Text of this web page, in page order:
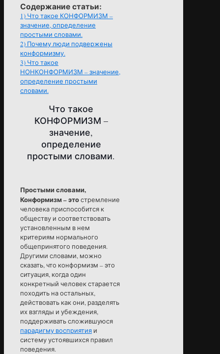
Содержание статьи:
1) Что такое КОНФОРМИЗМ –
значение, определение
простыми словами.
2) Почему люди подвержены
конформизму.
3) Что такое
НОНКОНФОРМИЗМ – значение,
определение простыми
словами.
Что такое
КОНФОРМИЗМ –
значение,
определение
простыми словами.
Простыми словами,
Конформизм – этостремление
человека приспособится к
обществу и соответствовать
установленным в нем
критериям нормального
общепринятого поведения.
Другими словами, можно
сказать, что конформизм – это
ситуация, когда один
конкретный человек старается
походить на остальных,
действовать как они, разделять
их взгляды и убеждения,
поддерживать сложившуюся
парадигму восприятия и
систему устоявшихся правил
поведения.